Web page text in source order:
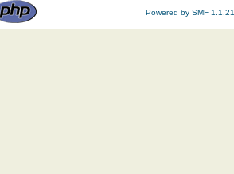
Powered by SMF 1.1.21